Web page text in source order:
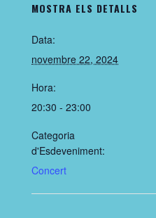
MOSTRA ELS DETALLS
Data:
novembre 22, 2024
Hora:
20:30 - 23:00
Categoria
d'Esdeveniment:
Concert